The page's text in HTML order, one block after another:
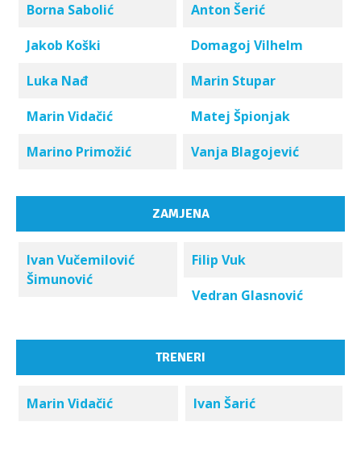
Borna Sabolić
Jakob Koški
Luka Nađ
Marin Vidačić
Marino Primožić
Anton Šerić
Domagoj Vilhelm
Marin Stupar
Matej Špionjak
Vanja Blagojević
ZAMJENA
Ivan Vučemilović
Šimunović
Filip Vuk
Vedran Glasnović
TRENERI
Marin Vidačić Ivan Šarić